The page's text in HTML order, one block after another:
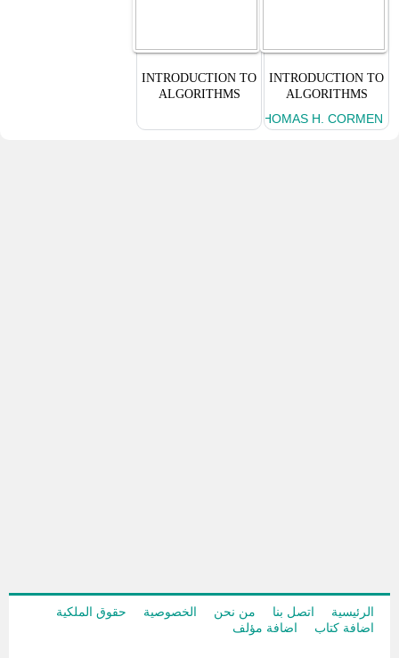
INTRODUCTION TO
ALGORITHMS
THOMAS H. CORMEN
INTRODUCTION TO
ALGORITHMS
الرئيسية اتصل بنا من نحن الخصوصية
حقوق الملكية
اضافة كتاب
اضافة مؤلف